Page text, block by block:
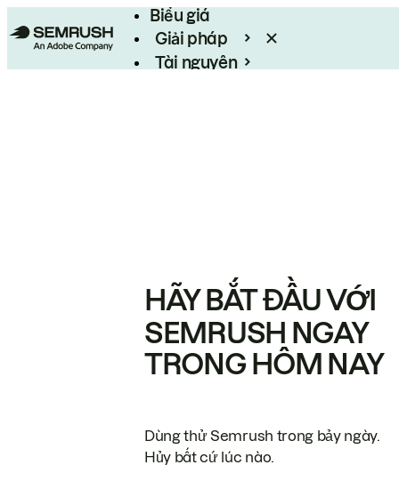
Biểu giá
Giải pháp
Tài nguyên
HÃY BẮT ĐẦU VỚI
SEMRUSH NGAY
TRONG HÔM NAY
Dùng thử Semrush trong bảy ngày.
Hủy bất cứ lúc nào.